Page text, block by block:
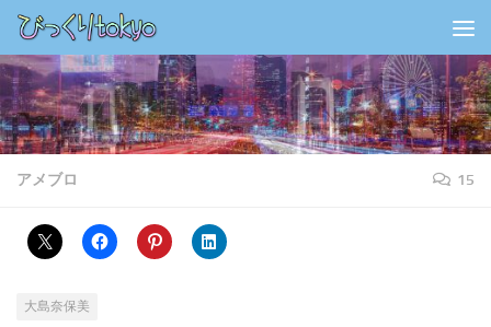
コンテンツの下
アメブロ 15
大島奈保美